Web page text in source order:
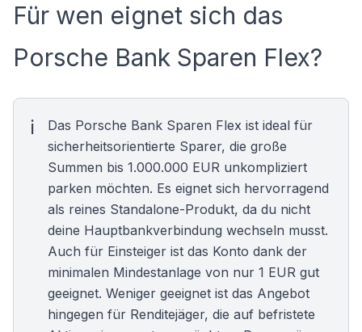
Für wen eignet sich das
Porsche Bank Sparen Flex?
Das Porsche Bank Sparen Flex ist ideal für
sicherheitsorientierte Sparer, die große
Summen bis 1.000.000 EUR unkompliziert
parken möchten. Es eignet sich hervorragend
als reines Standalone-Produkt, da du nicht
deine Hauptbankverbindung wechseln musst.
Auch für Einsteiger ist das Konto dank der
minimalen Mindestanlage von nur 1 EUR gut
geeignet. Weniger geeignet ist das Angebot
hingegen für Renditejäger, die auf befristete